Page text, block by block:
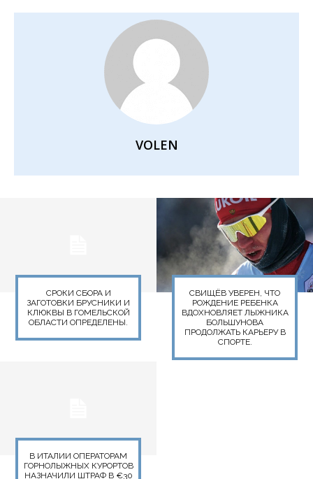
VOLEN
СРОКИ СБОРА И
ЗАГОТОВКИ БРУСНИКИ И
КЛЮКВЫ В ГОМЕЛЬСКОЙ
ОБЛАСТИ ОПРЕДЕЛЕНЫ.
СВИЩЁВ УВЕРЕН, ЧТО
РОЖДЕНИЕ РЕБЕНКА
ВДОХНОВЛЯЕТ ЛЫЖНИКА
БОЛЬШУНОВА
ПРОДОЛЖАТЬ КАРЬЕРУ В
СПОРТЕ.
В ИТАЛИИ ОПЕРАТОРАМ
ГОРНОЛЫЖНЫХ КУРОРТОВ
НАЗНАЧИЛИ ШТРАФ В €30